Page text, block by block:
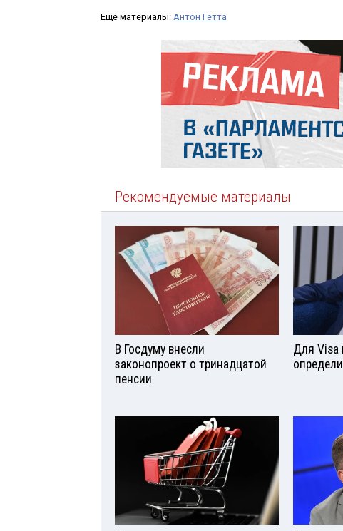
Ещё материалы: Антон Гетта
Рекомендуемые материалы
В Госдуму внесли
законопроект о тринадцатой
пенсии
Для Visа